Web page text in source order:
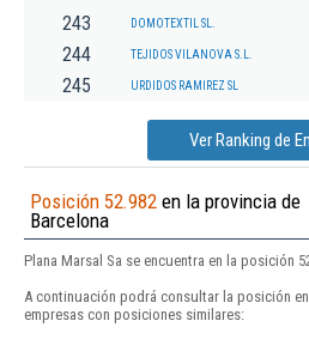
243 DOMOTEXTIL SL.
244 TEJIDOS VILANOVA S.L.
245 URDIDOS RAMIREZ SL
Ver Ranking de
Posición 52.982 en la provincia de
Barcelona
Plana Marsal Sa se encuentra en la posición
A continuación podrá consultar la posición
empresas con posiciones similares: